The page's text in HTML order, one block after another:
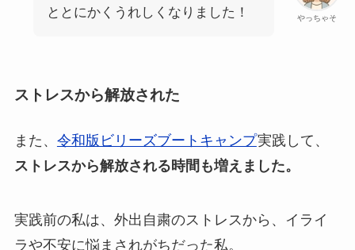
やっちゃそ
ととにかくうれしくなりました！
ストレスから解放された
また、 令和版ビリーズブートキャンプ実践して、
ストレスから解放される時間も増えました。
実践前の私は、外出自粛のストレスから、イライ
ラや不安に悩まされがちだった私。